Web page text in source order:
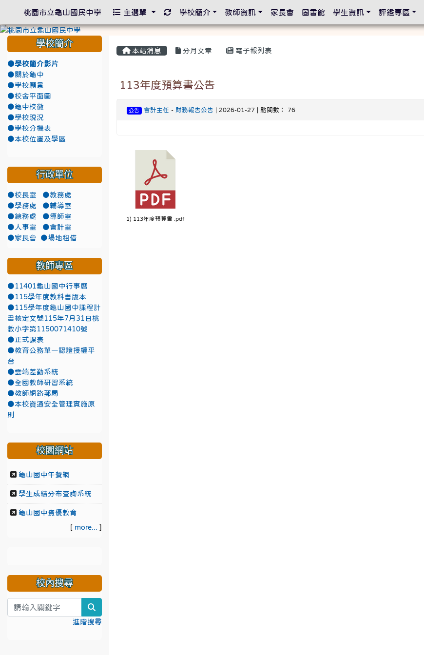
本站消息 分月文章 電子報列表
113年度預算書公告
公告 會計主任 - 財務報告公告 | 2026-01-27 | 點閱數： 76
1) 113年度預算書 .pdf
學校簡介
●學校簡介影片
●關於龜中
●學校願景
●校舍平面圖
●龜中校徽
●學校現況
●學校分機表
●本校位置及學區
行政單位
●校長室
●教務處
●學務處
●輔導室
●總務處
●導師室
●人事室
●會計室
●家長會
●場地租借
教師專區
●11401龜山國中行事曆
●115學年度教科書版本
●115學年度龜山國中課程計
畫核定文號115年7月31日桃
教小字第1150071410號
●正式課表
●教育公務單一認證授權平
台
●雲端差勤系統
●全國教師研習系統
●教師網路郵局
●本校資通安全管理實施原
則
校園網站
龜山國中午餐網
學生成績分布查詢系統
龜山國中資優教育
[ more... ]
校內搜尋
進階搜尋
桃園市立龜山國民中學 主選單 重新取得佈景設定
學校簡介 教師資訊 家長會 圖書館 學生資訊 評鑑專區